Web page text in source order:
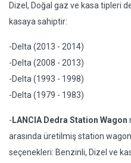
Dizel, Doğal gaz ve kasa tipleri
kasaya sahiptir:
-Delta (2013 - 2014)
-Delta (2008 - 2013)
-Delta (1993 - 1998)
-Delta (1979 - 1983)
- LANCIA Dedra Station Wagon
arasında üretilmiş station
seçenekleri: Benzinli, Dizel ve